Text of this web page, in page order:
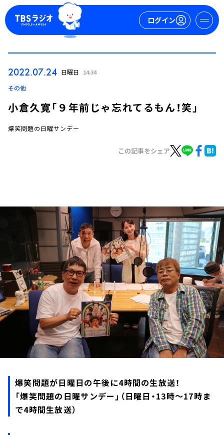
ログイン
トピックス
TBS Podcast
お知らせ
イベント・グッズ
YouTube
会社情報
2022.07.24 日曜日 14:34
その他
小倉久寛「９年前じゃ忘れてるもん！笑」
爆笑問題の日曜サンデー
この記事をシェア
爆笑問題が日曜日の午後に4時間の生放送！
「爆笑問題の日曜サンデー」（日曜日・13時～17時ま
で4時間生放送）